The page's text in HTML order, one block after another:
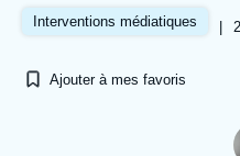
Analyses
Interventions médiatiques |
Ajouter à mes favoris